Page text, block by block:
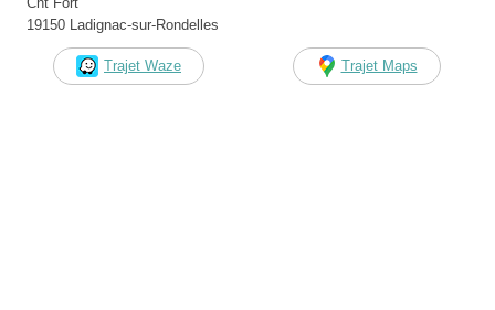
19150 Ladignac-sur-Rondelles
Trajet Waze Trajet Maps